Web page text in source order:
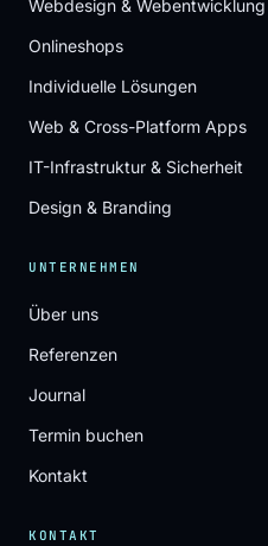
Webdesign & Webentwicklung
Onlineshops
Individuelle Lösungen
Web & Cross-Platform Apps
IT-Infrastruktur & Sicherheit
Design & Branding
UNTERNEHMEN
Über uns
Referenzen
Journal
Termin buchen
Kontakt
KONTAKT